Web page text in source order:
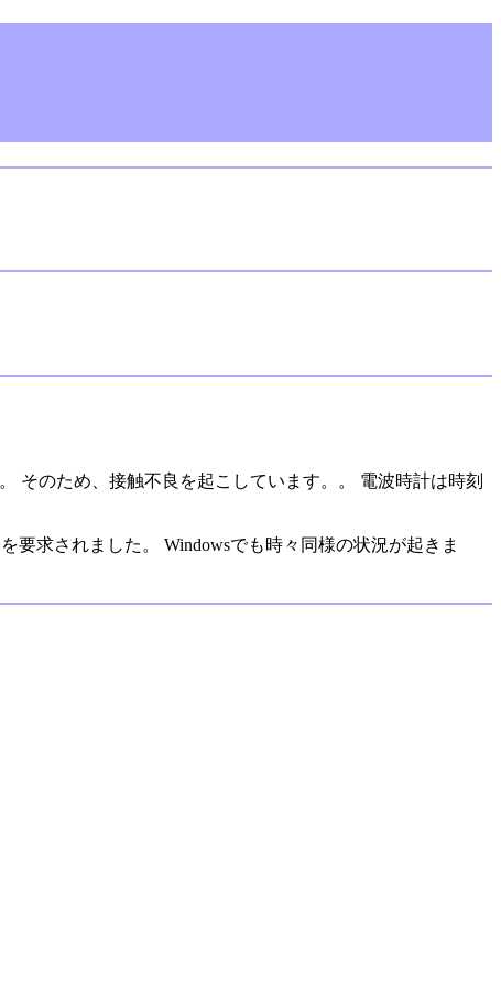
そのため、接触不良を起こしています。。 電波時計は時刻
要求されました。 Windowsでも時々同様の状況が起きま